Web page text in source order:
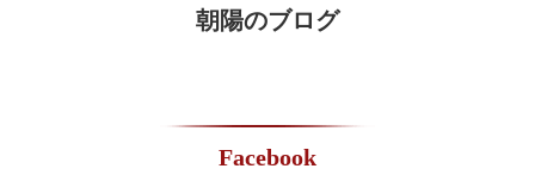
朝陽のブログ
Facebook